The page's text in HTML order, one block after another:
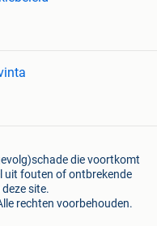
die voortkomt
uit fouten of ontbrekende
site.
rechten voorbehouden.